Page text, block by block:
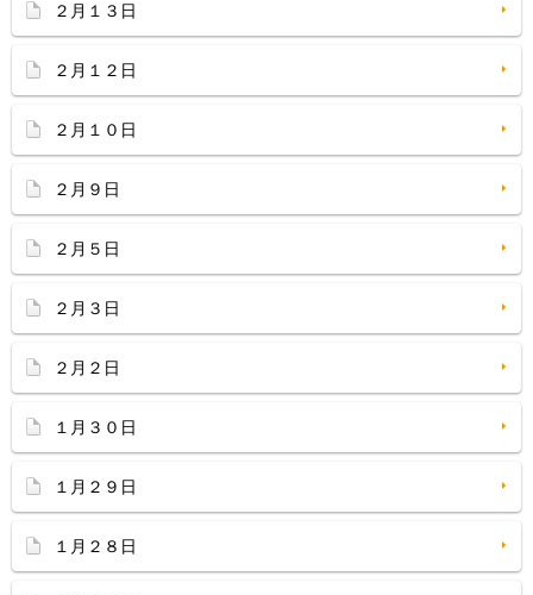
２月１３日
２月１２日
２月１０日
２月９日
２月５日
２月３日
２月２日
１月３０日
１月２９日
１月２８日